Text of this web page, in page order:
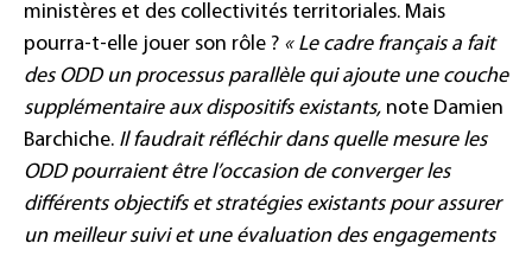
ministères et des collectivités territoriales. Mais
pourra-t-elle jouer son rôle ? « Le cadre français a fait
des ODD un processus parallèle qui ajoute une couche
supplémentaire aux dispositifs existants, note Damien
Barchiche. Il faudrait réfléchir dans quelle mesure les
ODD pourraient être l’occasion de converger les
différents objectifs et stratégies existants pour assurer
un meilleur suivi et une évaluation des engagements